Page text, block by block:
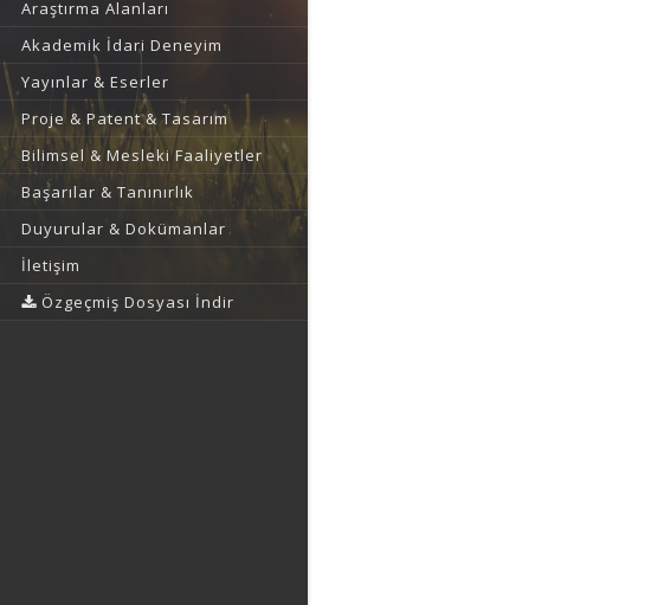
Araştırma Alanları
Akademik İdari Deneyim
Yayınlar & Eserler
Proje & Patent & Tasarım
Bilimsel & Mesleki Faaliyetler
Başarılar & Tanınırlık
Duyurular & Dokümanlar
İletişim
Özgeçmiş Dosyası İndir